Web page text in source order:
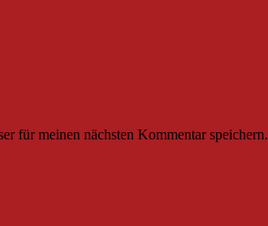
für meinen nächsten Kommentar speichern.